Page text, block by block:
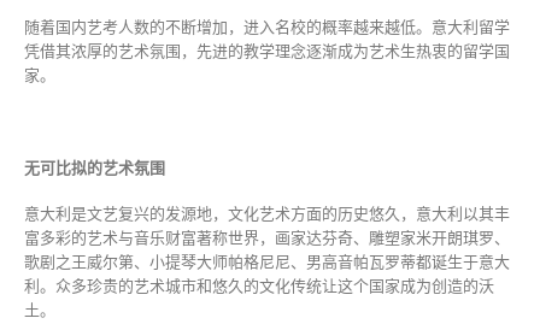
随着国内艺考人数的不断增加，进入名校的概率越来越低。意大利留学
凭借其浓厚的艺术氛围，先进的教学理念逐渐成为艺术生热衷的留学国
家。
无可比拟的艺术氛围
意大利是文艺复兴的发源地，文化艺术方面的历史悠久，意大利以其丰
富多彩的艺术与音乐财富著称世界，画家达芬奇、雕塑家米开朗琪罗、
歌剧之王威尔第、小提琴大师帕格尼尼、男高音帕瓦罗蒂都诞生于意大
利。众多珍贵的艺术城市和悠久的文化传统让这个国家成为创造的沃
土。